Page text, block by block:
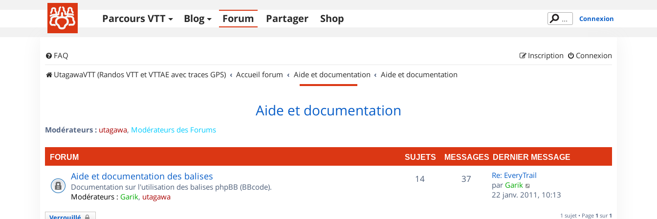
Parcours VTT Blog Forum Partager Shop Connexion
FAQ Connexion
Inscription
UtagawaVTT (Randos VTT et VTTAE avec traces GPS)
Accueil forum Aide et documentation Aide et documentation
Aide et documentation
Modérateurs : utagawa, Modérateurs des Forums
FORUM SUJETS MESSAGES DERNIER MESSAGE
Aide et documentation des balises
Documentation sur l'utilisation des balises phpBB (BBcode).
Modérateurs : Garik, utagawa
14S
37M
D
e
r
Re: EveryTrail
par Garik
o
22 janv. 2011, 10:13
1 sujet • Page 1 sur 1